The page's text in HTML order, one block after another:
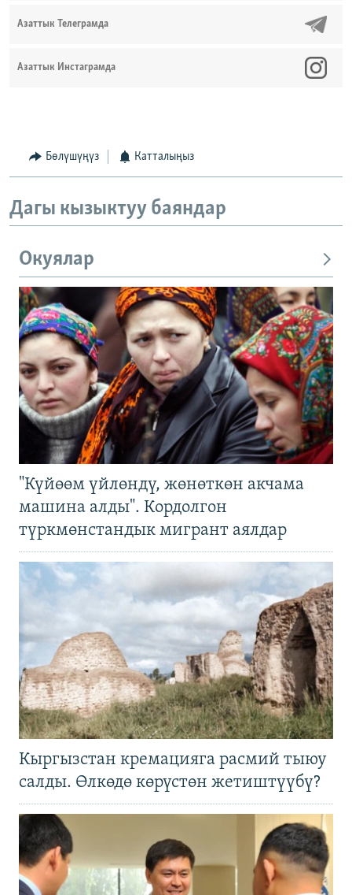
Азаттык Телеграмда
Азаттык Инстаграмда
Бөлүшүңүз Катталыңыз
Дагы кызыктуу баяндар
Окуялар
"Күйөөм үйлөндү, жөнөткөн акчама
машина алды". Кордолгон
түркмөнстандык мигрант аялдар
Кыргызстан кремацияга расмий тыюу
салды. Өлкөдө көрүстөн жетиштүүбү?